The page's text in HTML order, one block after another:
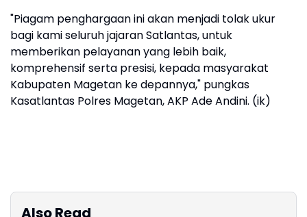
"Piagam penghargaan ini akan menjadi tolak ukur
bagi kami seluruh jajaran Satlantas, untuk
memberikan pelayanan yang lebih baik,
komprehensif serta presisi, kepada masyarakat
Kabupaten Magetan ke depannya," pungkas
Kasatlantas Polres Magetan, AKP Ade Andini. (ik)
Also Read